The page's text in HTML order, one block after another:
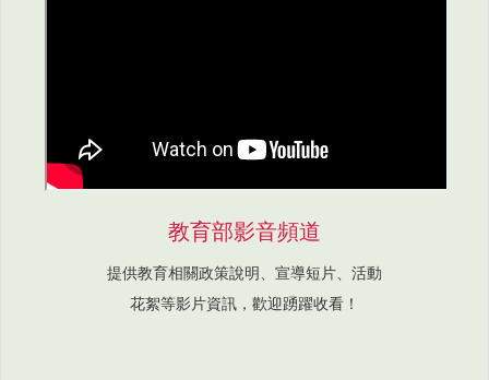
教育部影音頻道
提供教育相關政策說明、宣導短片、活動
花絮等影片資訊，歡迎踴躍收看！